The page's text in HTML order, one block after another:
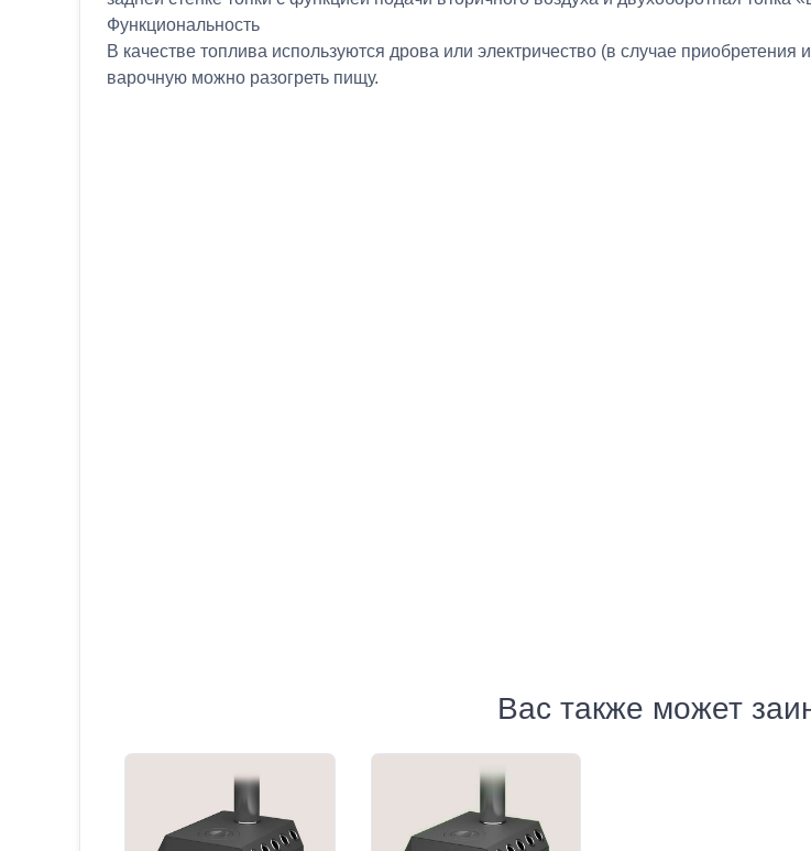
Функциональность
В качестве топлива используются дрова или электричество (в случае
варочную можно разогреть пищу.
Вас также может